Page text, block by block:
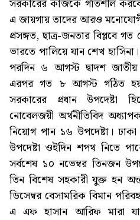
সরকারের কাজকে গতিশীল
এ জায়গায় তাদের আরও
প্রসঙ্গত, ছাত্র-জনতার বিপ্লবে
ভারতে পালিয়ে যান শেখ
পরদিন ৬ আগস্ট দ্বাদশ জাতীয়
এরপর গত ৮ আগস্ট গঠিত হয়
সরকারের প্রধান উপদেষ্টা
নোবেলজয়ী অর্থনীতিবিদ
নিয়োগ পান ১৬ উপদেষ্টা।
উপদেষ্টা ওইদিন শপথ নিতে
সর্বশেষ ১০ নভেম্বর তিনজন
তিন বিশেষ সহকারী যুক্ত হন
ডিসেম্বর বেসামরিক বিমান
এ এফ হাসান আরিফ মারা